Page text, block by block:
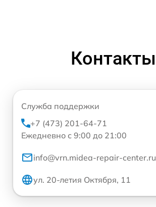
Контакты
Служба поддержки
+7 (473) 201-64-71
Ежедневно с 9:00 до 21:00
info@vrn.midea-repair-center.ru
ул. 20-летия Октября, 11